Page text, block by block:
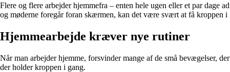
Flere og flere arbejder hjemmefra – enten hele ugen eller et par
og møderne foregår foran skærmen, kan det være svært at få kroppen
Hjemmearbejde kræver nye rutiner
Når man arbejder hjemme, forsvinder mange af de små bevægelser,
der holder kroppen i gang.